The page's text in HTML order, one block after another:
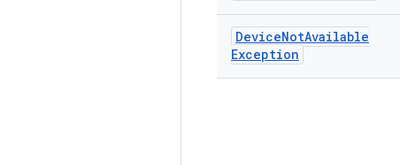
DeviceNotAvailable
Exception